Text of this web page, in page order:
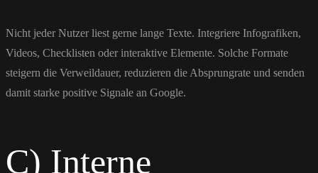
Nicht jeder Nutzer liest gerne lange Texte. Integriere Infografiken,
Videos, Checklisten oder interaktive Elemente. Solche Formate
steigern die Verweildauer, reduzieren die Absprungrate und senden
damit starke positive Signale an Google.
C) Interne